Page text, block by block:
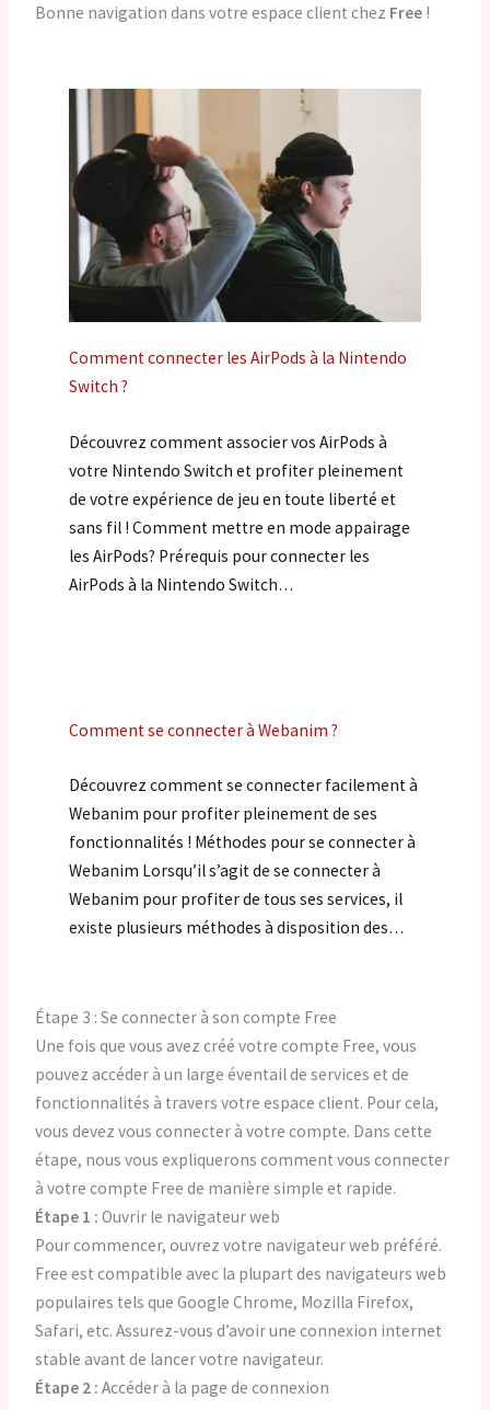
Bonne navigation dans votre espace client chez Free !
Comment connecter les AirPods à la Nintendo
Switch ?
Découvrez comment associer vos AirPods à
votre Nintendo Switch et profiter pleinement
de votre expérience de jeu en toute liberté et
sans fil ! Comment mettre en mode appairage
les AirPods? Prérequis pour connecter les
AirPods à la Nintendo Switch…
Comment se connecter à Webanim ?
Découvrez comment se connecter facilement à
Webanim pour profiter pleinement de ses
fonctionnalités ! Méthodes pour se connecter à
Webanim Lorsqu’il s’agit de se connecter à
Webanim pour profiter de tous ses services, il
existe plusieurs méthodes à disposition des…
Étape 3 : Se connecter à son compte Free
Une fois que vous avez créé votre compte Free, vous
pouvez accéder à un large éventail de services et de
fonctionnalités à travers votre espace client. Pour cela,
vous devez vous connecter à votre compte. Dans cette
étape, nous vous expliquerons comment vous connecter
à votre compte Free de manière simple et rapide.
Étape 1 : Ouvrir le navigateur web
Pour commencer, ouvrez votre navigateur web préféré.
Free est compatible avec la plupart des navigateurs web
populaires tels que Google Chrome, Mozilla Firefox,
Safari, etc. Assurez-vous d’avoir une connexion internet
stable avant de lancer votre navigateur.
Étape 2 : Accéder à la page de connexion